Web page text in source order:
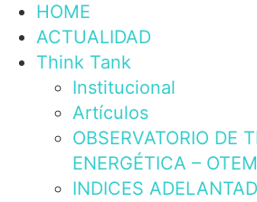
HOME
ACTUALIDAD
Think Tank
Institucional
Artículos
OBSERVATORIO DE
ENERGÉTICA – OTEM
INDICES